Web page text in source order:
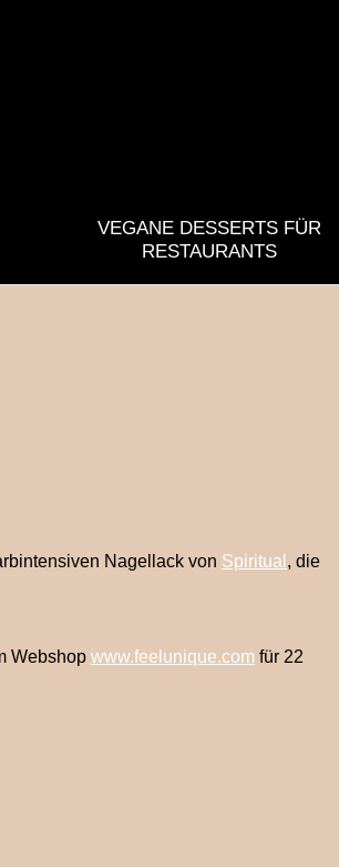
VEGANE DESSERTS FÜR
RESTAURANTS
Nagellack von Spiritual , die
Webshop www.feelunique.com für 22